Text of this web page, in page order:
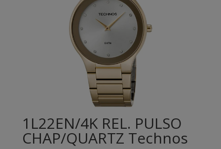
1L22EN/4K REL. PULSO
CHAP/QUARTZ Technos